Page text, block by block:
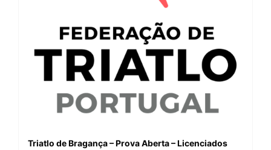
Triatlo de Bragança – Prova Aberta – Licenciados